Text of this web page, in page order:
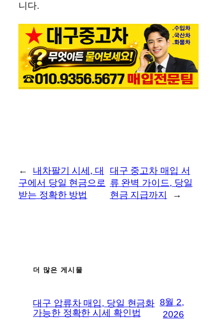
니다.
←
내차팔기 시세, 대
구에서 당일 현금으로
받는 정확한 방법
대구 중고차 매입 서
류 완벽 가이드, 당일
현금 지급까지
→
더 많은 게시물
대구 압류차 매입, 당일 현금화
가능한 정확한 시세 확인법
8월 2,
2026